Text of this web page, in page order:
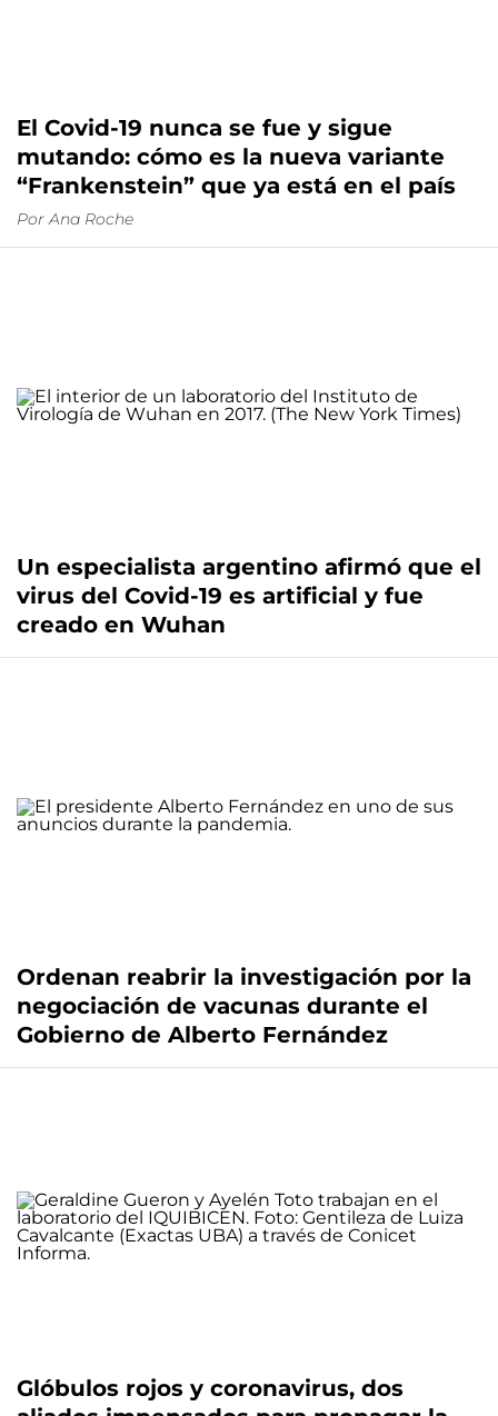
El Covid-19 nunca se fue y sigue
mutando: cómo es la nueva variante
“Frankenstein” que ya está en el país
Por Ana Roche
Un especialista argentino afirmó que el
virus del Covid-19 es artificial y fue
creado en Wuhan
Ordenan reabrir la investigación por la
negociación de vacunas durante el
Gobierno de Alberto Fernández
Glóbulos rojos y coronavirus, dos